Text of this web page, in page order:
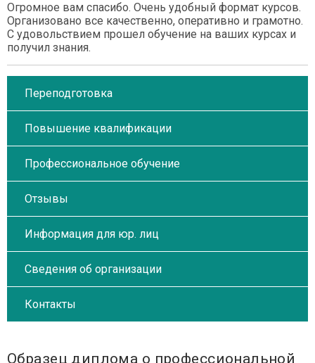
Огромное вам спасибо. Очень удобный формат курсов.
Организовано все качественно, оперативно и грамотно.
С удовольствием прошел обучение на ваших курсах и
получил знания.
Переподготовка
Повышение квалификации
Профессиональное обучение
Отзывы
Информация для юр. лиц
Сведения об организации
Контакты
Образец диплома о профессиональной